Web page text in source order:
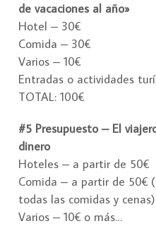
de vacaciones al año»
Hotel – 30€
Comida – 30€
Varios – 10€
Entradas o actividades
TOTAL: 100€
#5 Presupuesto – El
dinero
Hoteles – a partir de 50€
Comida – a partir de 50€
todas las comidas y cenas)
Varios – 10€ o más…